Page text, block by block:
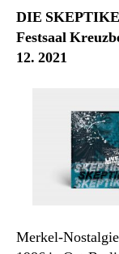
DIE
Festsaal
12. 2021
Merkel-